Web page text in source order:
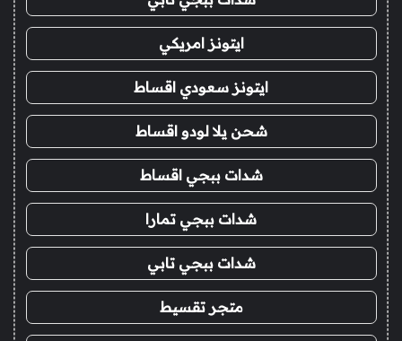
ايتونز امريكي
ايتونز سعودي اقساط
شحن يلا لودو اقساط
شدات ببجي اقساط
شدات ببجي تمارا
شدات ببجي تابي
متجر تقسيط